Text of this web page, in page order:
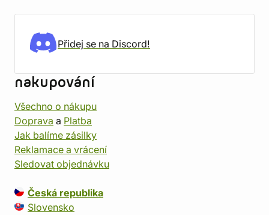
Přidej se na Discord!
nakupování
Všechno o nákupu
Doprava a Platba
Jak balíme zásilky
Reklamace a vrácení
Sledovat objednávku
Česká republika
Slovensko